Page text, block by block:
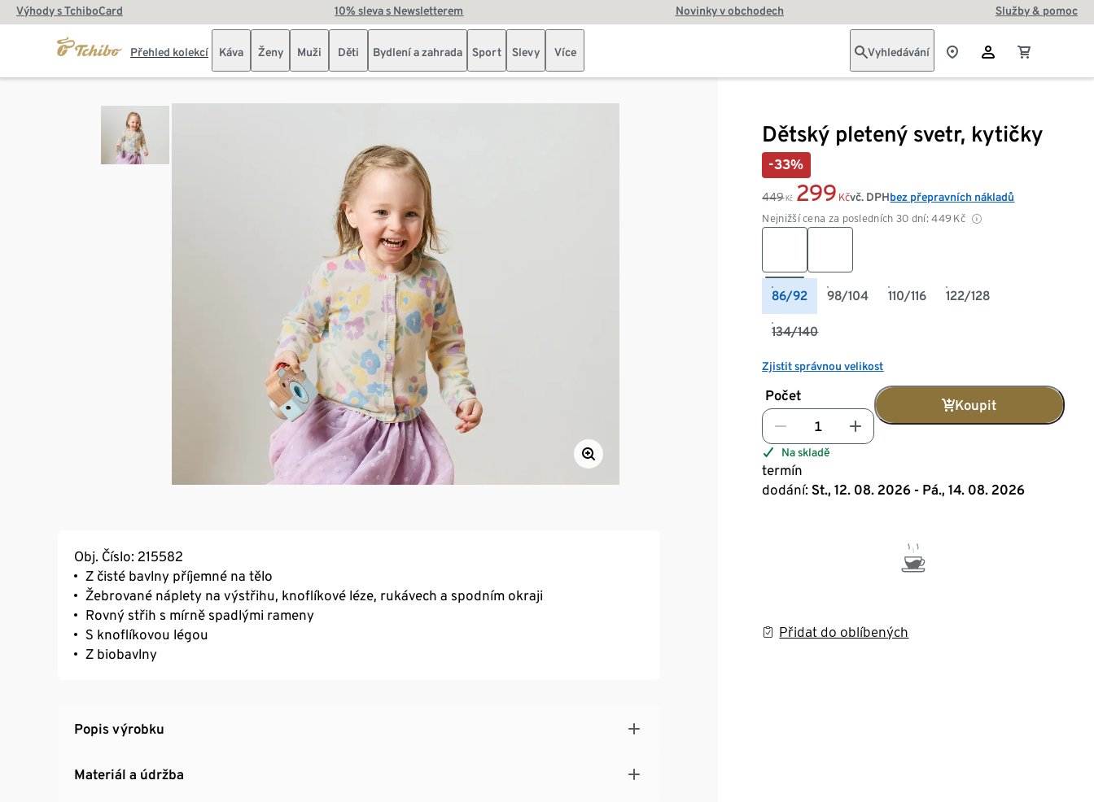
Výhody s TchiboCard 10% sleva s Newsletterem Novinky v obchodech Služby & pomoc
Přehled kolekcí Káva Ženy Muži Děti Bydlení a zahrada Sport Slevy Více Vyhledávání
Dětský pletený svetr, kytičky
-33%
449 Kč 299 Kč
Nejnižší cena za posledních 30 dní: 449 Kč
vč. DPHbez přepravních nákladů
86/92 98/104 110/116 122/128
134/140
Zjistit správnou velikost
Počet
Koupit
Na skladě
termín
dodání: St., 12. 08. 2026 - Pá., 14. 08. 2026
Přidat do oblíbených
Obj. Číslo: 215582
Z čisté bavlny příjemné na tělo
Žebrované náplety na výstřihu, knoflíkové léze, rukávech a spodním okraji
Rovný střih s mírně spadlými rameny
S knoflíkovou légou
Z biobavlny
Popis výrobku
Materiál a údržba